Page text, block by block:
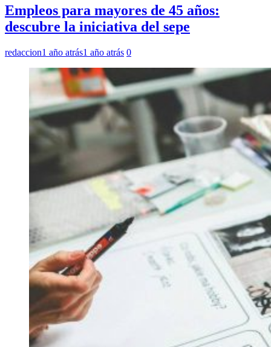
Empleos para mayores de 45 años:
descubre la iniciativa del sepe
redaccion1 año atrás1 año atrás 0